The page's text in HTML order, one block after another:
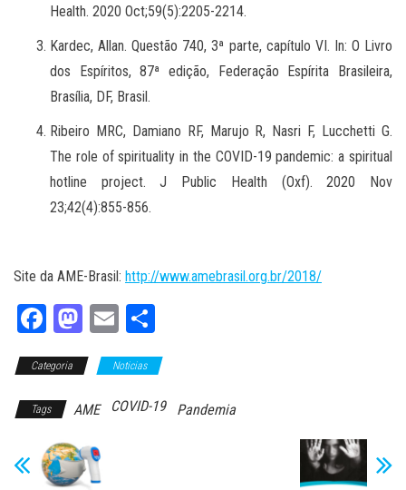
Health. 2020 Oct;59(5):2205-2214.
Kardec, Allan. Questão 740, 3ª parte, capítulo VI. In: O Livro
dos Espíritos, 87ª edição, Federação Espírita Brasileira,
Brasília, DF, Brasil.
Ribeiro MRC, Damiano RF, Marujo R, Nasri F, Lucchetti G.
The role of spirituality in the COVID-19 pandemic: a spiritual
hotline project.J Public Health (Oxf). 2020 Nov
23;42(4):855-856.
Site da AME-Brasil: http://www.amebrasil.org.br/2018/
Fa
ce
bo
ok
M
as
to
do
E
m
ail
ar
e
Categoria Noticias
Tags AME COVID-19 Pandemia